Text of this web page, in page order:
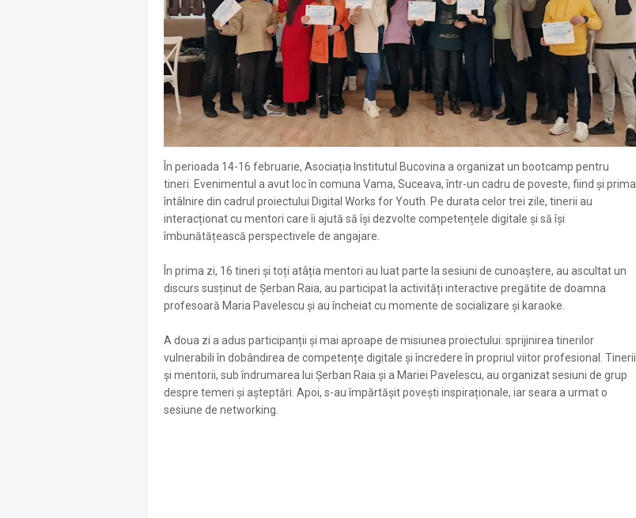
În perioada 14-16 februarie, Asociația Institutul Bucovina a organizat un bootcamp pentru
tineri. Evenimentul a avut loc în comuna Vama, Suceava, într-un cadru de poveste, fiind și prima
întâlnire din cadrul proiectului Digital Works for Youth. Pe durata celor trei zile, tinerii au
interacționat cu mentori care îi ajută să își dezvolte competențele digitale și să își
îmbunătățească perspectivele de angajare.
În prima zi, 16 tineri și toți atâția mentori au luat parte la sesiuni de cunoaștere, au ascultat un
discurs susținut de Șerban Raia, au participat la activități interactive pregătite de doamna
profesoară Maria Pavelescu și au încheiat cu momente de socializare și karaoke.
A doua zi a adus participanții și mai aproape de misiunea proiectului: sprijinirea tinerilor
vulnerabili în dobândirea de competențe digitale și încredere în propriul viitor profesional. Tinerii
și mentorii, sub îndrumarea lui Șerban Raia și a Mariei Pavelescu, au organizat sesiuni de grup
despre temeri și așteptări. Apoi, s-au împărtășit povești inspiraționale, iar seara a urmat o
sesiune de networking.